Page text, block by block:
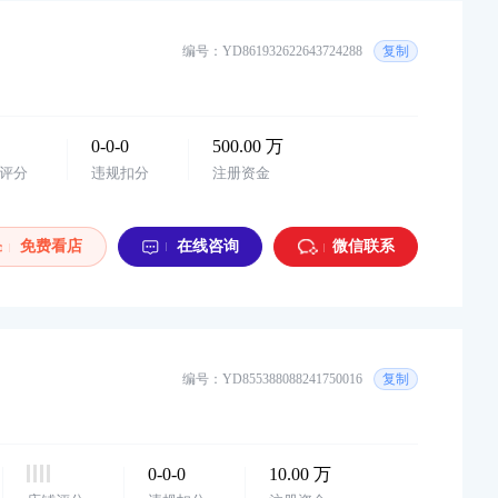
编号：YD861932622643724288 复制
分
0-0-0
违规扣分
500.00 万
注册资金
免费看店 在线咨询 微信联系
编号：YD855388088241750016 复制
0-0-0 10.00 万